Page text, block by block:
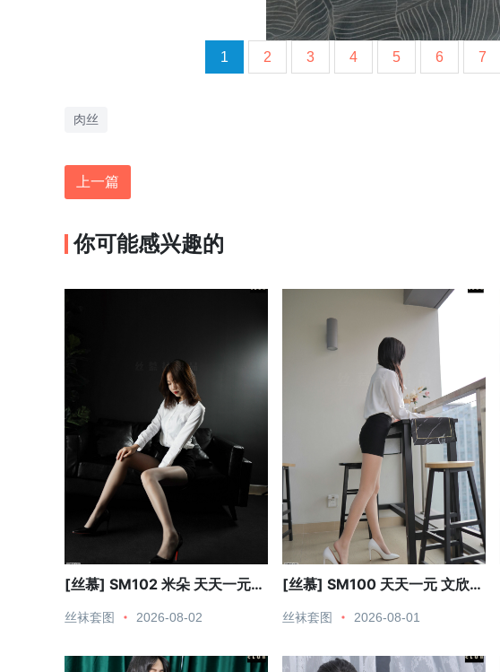
1 2 3 4 5 6 7
肉丝
上一篇
你可能感兴趣的
[丝慕] SM102 米朵 天天一元
丝袜套图 2026-08-02
[丝慕] SM100 天天一元 文欣
丝袜套图 2026-08-01